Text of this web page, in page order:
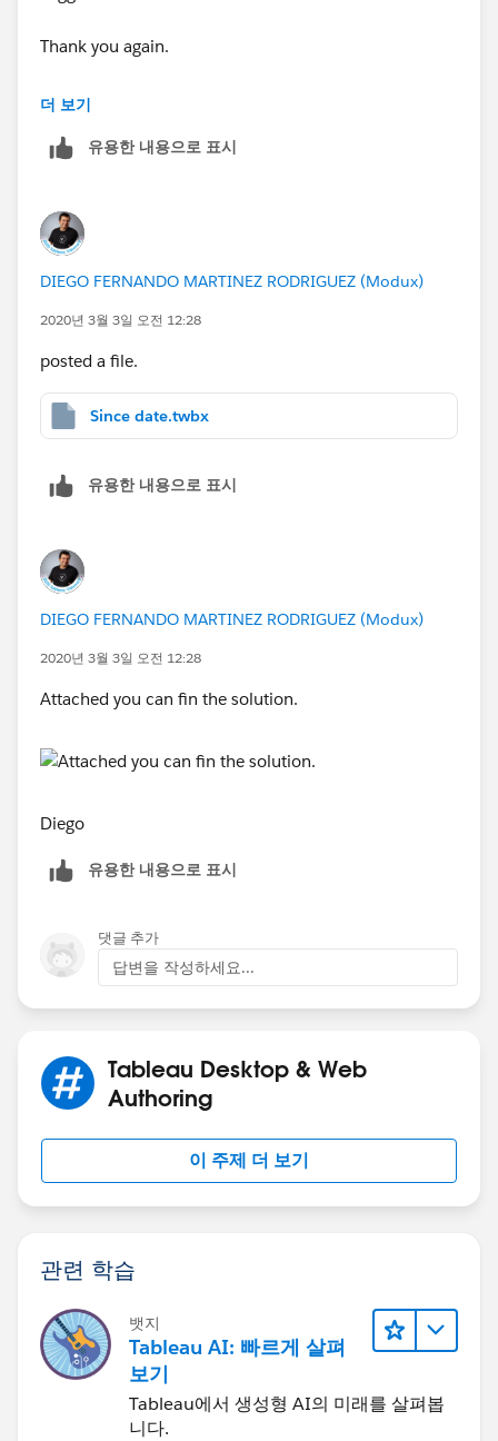
Thank you again.
Regards,
더 보기
유용한 내용으로 표시
DIEGO FERNANDO MARTINEZ RODRIGUEZ (Modux)
2020년 3월 3일 오전 12:28
posted a file.
Since date.twbx
유용한 내용으로 표시
DIEGO FERNANDO MARTINEZ RODRIGUEZ (Modux)
2020년 3월 3일 오전 12:28
Attached you can fin the solution.
Diego
유용한 내용으로 표시
댓글 추가
답변을 작성하세요...
Tableau Desktop & Web
Authoring
이 주제 더 보기
관련 학습
뱃지
Tableau AI: 빠르게 살펴
보기
Tableau에서 생성형 AI의 미래를 살펴봅
니다.